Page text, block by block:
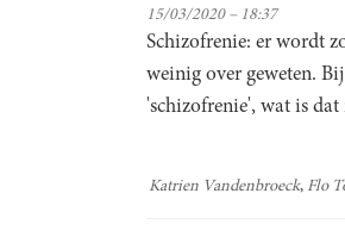
15/03/2020 – 18:37
Schizofrenie: er wordt
weinig over geweten.
'schizofrenie', wat is dat
Katrien Vandenbroeck Flo